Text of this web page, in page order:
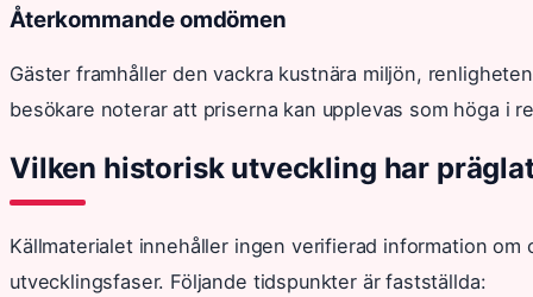
Återkommande omdömen
Gäster framhåller den vackra kustnära miljön,
besökare noterar att priserna kan upplevas som höga i
Vilken historisk utveckling har
Källmaterialet innehåller ingen verifierad information
utvecklingsfaser. Följande tidspunkter är fastställda: